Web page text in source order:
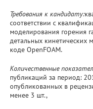
Требования к кандидату:
соответствии с
моделирования горения
детальных кинетических
коде OpenFOAM.
Количественные
публикаций за период:
опубликованных в
менее 3 шт.,